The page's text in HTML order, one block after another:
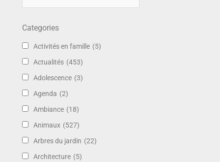
Categories
Activités en famille (5)
Actualités (453)
Adolescence (3)
Agenda (2)
Ambiance (18)
Animaux (527)
Arbres du jardin (22)
Architecture (5)